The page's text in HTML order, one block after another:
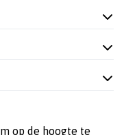
op de hoogte te